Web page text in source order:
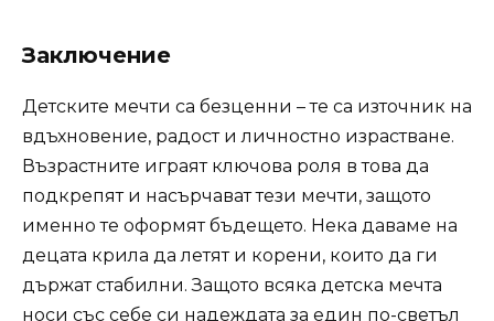
Заключение
Детските мечти са безценни – те са източник на
вдъхновение, радост и личностно израстване.
Възрастните играят ключова роля в това да
подкрепят и насърчават тези мечти, защото
именно те оформят бъдещето. Нека даваме на
децата крила да летят и корени, които да ги
държат стабилни. Защото всяка детска мечта
носи със себе си надеждата за един по-светъл